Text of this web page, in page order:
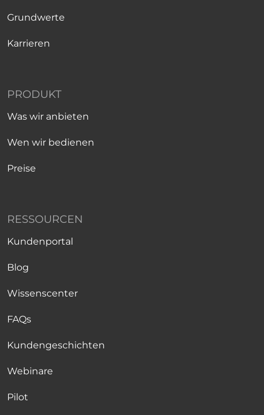
Grundwerte
Karrieren
PRODUKT
Was wir anbieten
Wen wir bedienen
Preise
RESSOURCEN
Kundenportal
Blog
Wissenscenter
FAQs
Kundengeschichten
Webinare
Pilot